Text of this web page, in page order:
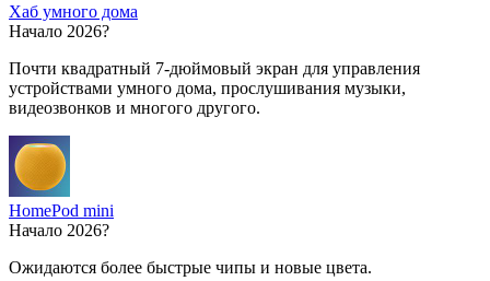
Хаб умного дома
Начало 2026?
Почти квадратный 7-дюймовый экран для управления
устройствами умного дома, прослушивания музыки,
видеозвонков и многого другого.
HomePod mini
Начало 2026?
Ожидаются более быстрые чипы и новые цвета.